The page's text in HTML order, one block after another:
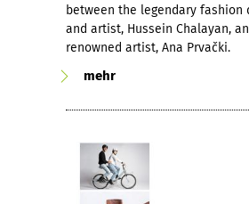
between the legendary fashion
and artist, Hussein Chalayan,
renowned artist, Ana Prvački.
mehr